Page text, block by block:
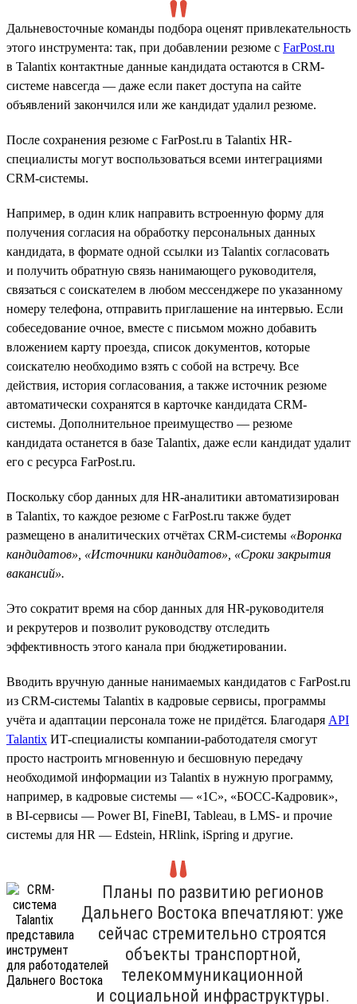
Дальневосточные команды подбора оценят привлекательность
этого инструмента: так, при добавлении резюме с FarPost.ru
в Talantix контактные данные кандидата остаются в CRM-
системе навсегда — даже если пакет доступа на сайте
объявлений закончился или же кандидат удалил резюме.
После сохранения резюме с FarPost.ru в Talantix HR-
специалисты могут воспользоваться всеми интеграциями
CRM-системы.
Например, в один клик направить встроенную форму для
получения согласия на обработку персональных данных
кандидата, в формате одной ссылки из Talantix согласовать
и получить обратную связь нанимающего руководителя,
связаться с соискателем в любом мессенджере по указанному
номеру телефона, отправить приглашение на интервью. Если
собеседование очное, вместе с письмом можно добавить
вложением карту проезда, список документов, которые
соискателю необходимо взять с собой на встречу. Все
действия, история согласования, а также источник резюме
автоматически сохранятся в карточке кандидата CRM-
системы. Дополнительное преимущество — резюме
кандидата останется в базе Talantix, даже если кандидат удалит
его с ресурса FarPost.ru.
Поскольку сбор данных для HR-аналитики автоматизирован
в Talantix, то каждое резюме c FarPost.ru также будет
размещено в аналитических отчётах CRM-системы «Воронка
кандидатов», «Источники кандидатов», «Сроки закрытия
вакансий».
Это сократит время на сбор данных для HR-руководителя
и рекрутеров и позволит руководству отследить
эффективность этого канала при бюджетировании.
Вводить вручную данные нанимаемых кандидатов с FarPost.ru
из CRM-системы Talantix в кадровые сервисы, программы
учёта и адаптации персонала тоже не придётся. Благодаря API
Talantix ИТ-специалисты компании-работодателя смогут
просто настроить мгновенную и бесшовную передачу
необходимой информации из Talantix в нужную программу,
например, в кадровые системы — «1С», «БОСС-Кадровик»,
в BI-сервисы — Power BI, FineBI, Tableau, в LMS- и прочие
системы для HR — Edstein, HRlink, iSpring и другие.
Планы по развитию регионов
Дальнего Востока впечатляют: уже
сейчас стремительно строятся
объекты транспортной,
телекоммуникационной
и социальной инфраструктуры.